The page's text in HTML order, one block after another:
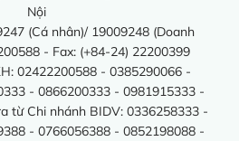
Nội
(Cá nhân)/ 19009248 (Doanh
- Fax: (+84-24) 22200399
02422200588 - 0385290066 -
- 0866200333 - 0981915333 -
từ Chi nhánh BIDV: 0336258333 -
- 0766056388 - 0852198088 -